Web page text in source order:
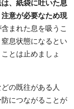
、紙袋に吐いた息
意が必要なため現
まれた息を吸うこ
息状態になるとい
とは止めましょ
の既往がある人
につながることが